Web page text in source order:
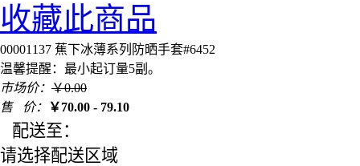
收藏此商品
00001137 蕉下冰薄系列防晒手套#6452
温馨提醒：最小起订量5副。
市场价： ￥0.00
售 价：
￥70.00 - 79.10
配送至：
请选择配送区域